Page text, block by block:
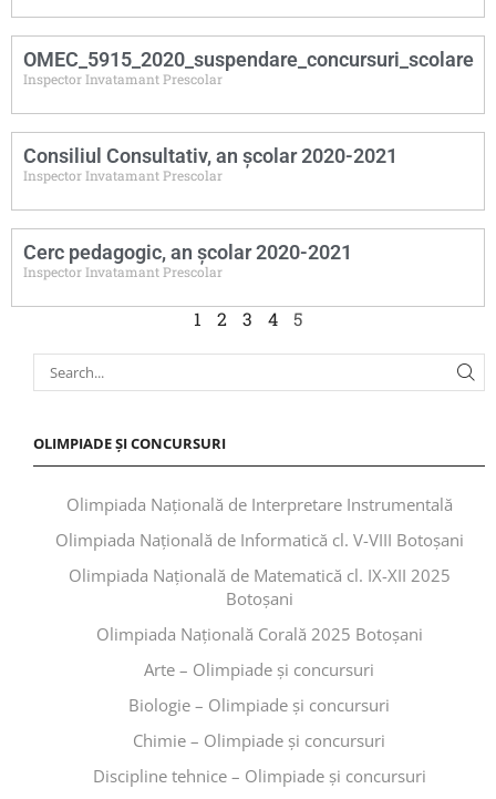
OMEC_5915_2020_suspendare_concursuri_scolare
Inspector Invatamant Prescolar
Consiliul Consultativ, an școlar 2020-2021
Inspector Invatamant Prescolar
Cerc pedagogic, an școlar 2020-2021
Inspector Invatamant Prescolar
1 2 3 4 5
OLIMPIADE ȘI CONCURSURI
Olimpiada Națională de Interpretare Instrumentală
Olimpiada Națională de Informatică cl. V-VIII Botoșani
Olimpiada Națională de Matematică cl. IX-XII 2025
Botoșani
Olimpiada Națională Corală 2025 Botoșani
Arte – Olimpiade și concursuri
Biologie – Olimpiade și concursuri
Chimie – Olimpiade și concursuri
Discipline tehnice – Olimpiade și concursuri